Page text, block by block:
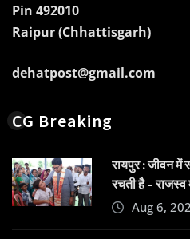
Pin 492010
Raipur (Chhattisgarh)
dehatpost@gmail.com
CG Breaking
रायपुर : जीवन में
रचती है – राजस्व
Aug 6,